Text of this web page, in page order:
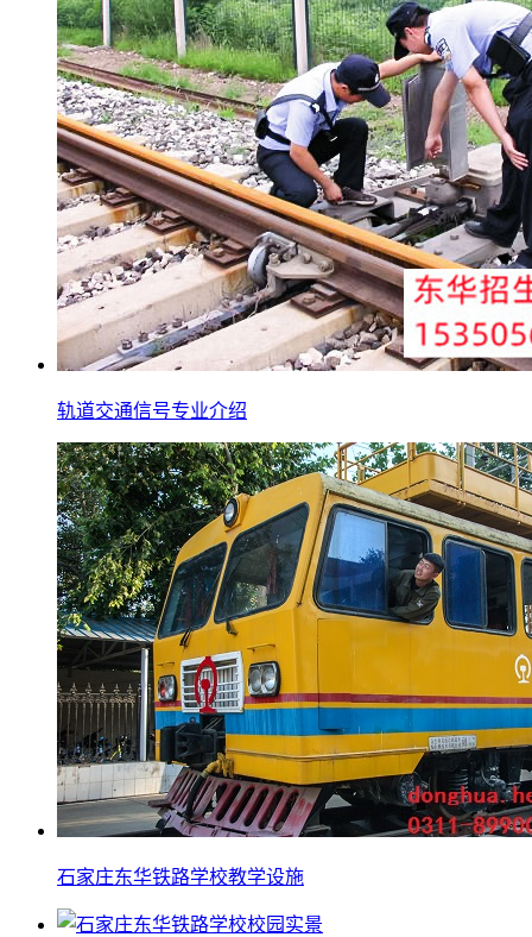
轨道交通信号专业介绍
石家庄东华铁路学校教学设施